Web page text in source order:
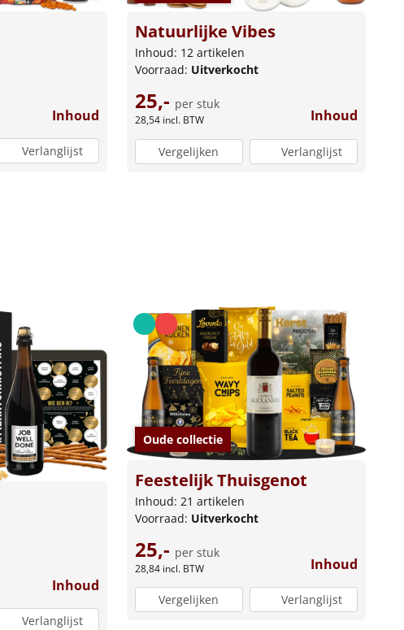
Inhoud
Verlanglijst
Natuurlijke Vibes
Inhoud: 12 artikelen
Voorraad: Uitverkocht
25,- per stuk
28,54 incl. BTW Inhoud
Vergelijken Verlanglijst
Inhoud
Verlanglijst
Oude collectie
Feestelijk Thuisgenot
Inhoud: 21 artikelen
Voorraad: Uitverkocht
25,- per stuk
28,84 incl. BTW Inhoud
Vergelijken Verlanglijst